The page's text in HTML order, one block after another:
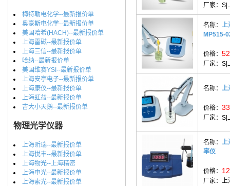
梅特勒电化学--最新报价单
奥豪斯电化学--最新报价单
美国哈希(HACH)--最新报价单
上海雷磁--最新报价单
上海三信--最新报价单
哈纳--最新报价单
美国维赛YSI--最新报价单
上海安亭电子--最新报价单
上海康仪--最新报价单
上海虹益--最新报价单
吉大小天鹅--最新报价单
物理光学仪器
上海昕瑞--最新报价单
上海悦丰--最新报价单
上海物光--上海精密
上海申光--最新报价单
上海索光--最新报价单
厂家： S|
名称： 上
MP515-
价格：
厂家： S|
名称： 上
价格：
厂家： S|
名称： 上
率仪
价格：
厂家： 上